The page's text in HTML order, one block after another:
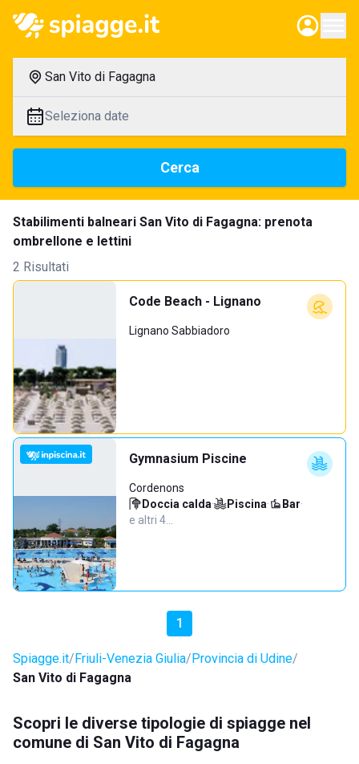
San Vito di Fagagna
Seleziona date
Cerca
Stabilimenti balneari San Vito di Fagagna: prenota
ombrellone e lettini
2 Risultati
Code Beach - Lignano
Lignano Sabbiadoro
Gymnasium Piscine
Cordenons
Doccia calda· Piscina· Bar·
e altri 4…
1
Spiagge.it Friuli-Venezia Giulia Provincia di Udine
San Vito di Fagagna
Scopri le diverse tipologie di spiagge nel
comune di San Vito di Fagagna